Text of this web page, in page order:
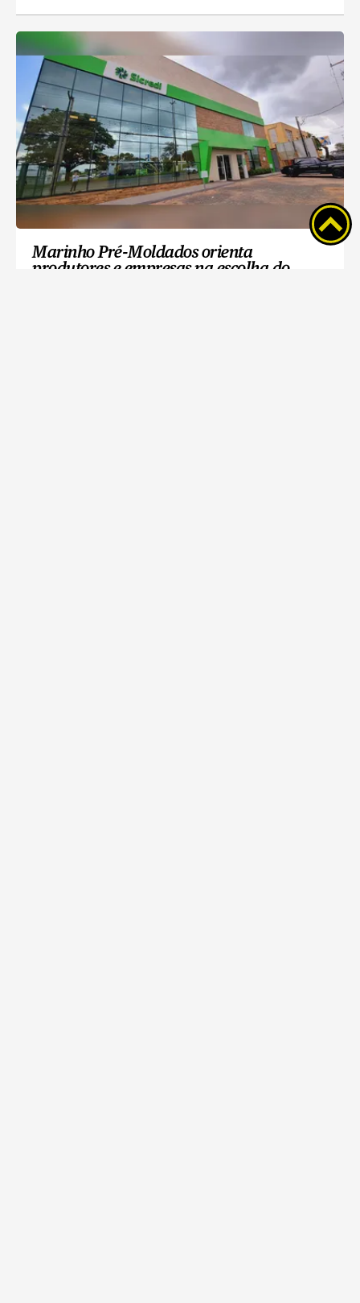
Marinho Pré-Moldados orienta
produtores e empresas na escolha do